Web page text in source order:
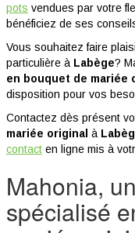
pots vendues par votre
bénéficiez de ses
Vous souhaitez faire
particulière à Labège?
en bouquet de mariée
disposition pour vos
Contactez dès présent
mariée original à
contact en ligne mis à
Mahonia,
spécialisé